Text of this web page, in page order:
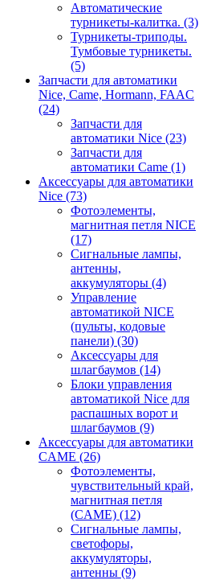
Автоматические
турникеты-калитка. (3)
Турникеты-триподы.
Тумбовые турникеты.
(5)
Запчасти для автоматики
Nice, Came, Hormann, FAAC
(24)
Запчасти для
автоматики Nice (23)
Запчасти для
автоматики Came (1)
Аксессуары для автоматики
Nice (73)
Фотоэлементы,
магнитная петля NICE
(17)
Сигнальные лампы,
антенны,
аккумуляторы (4)
Управление
автоматикой NICE
(пульты, кодовые
панели) (30)
Аксессуары для
шлагбаумов (14)
Блоки управления
автоматикой Nice для
распашных ворот и
шлагбаумов (9)
Аксессуары для автоматики
CAME (26)
Фотоэлементы,
чувствительный край,
магнитная петля
(CAME) (12)
Сигнальные лампы,
светофоры,
аккумуляторы,
антенны (9)